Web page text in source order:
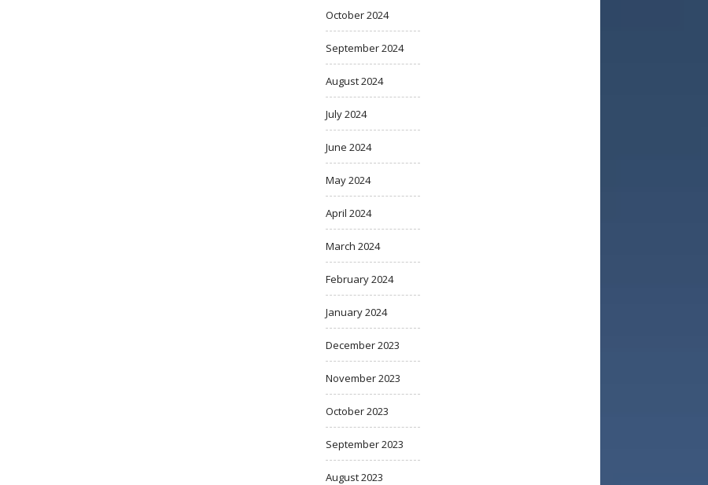
October 2024
September 2024
August 2024
July 2024
June 2024
May 2024
April 2024
March 2024
February 2024
January 2024
December 2023
November 2023
October 2023
September 2023
August 2023